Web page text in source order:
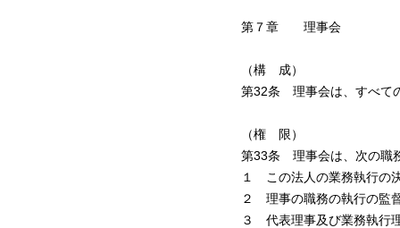
第７章 理事会
（構 成）
第32条 理事会は、すべて
（権 限）
第33条 理事会は、次の職
１ この法人の業務執行の
２ 理事の職務の執行の監
３ 代表理事及び業務執行